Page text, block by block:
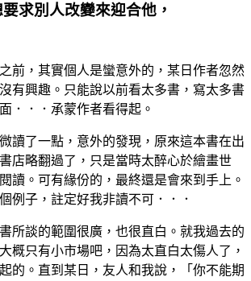
求別人改變來迎合他，
，其實個人是蠻意外的，某日作者忽然
有興趣。只能說以前看太多書，寫太多書
．．．承蒙作者看得起。
了一點，意外的發現，原來這本書在出
店略翻過了，只是當時太醉心於繪畫世
讀。可有緣份的，最終還是會來到手上。
例子，註定好我非讀不可．．．
談的範圍很廣，也很直白。就我過去的
概只有小市場吧，因為太直白太傷人了，
的。直到某日，友人和我說，「你不能期